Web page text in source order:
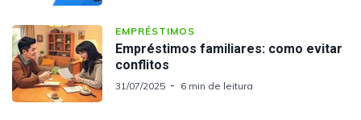
EMPRÉSTIMOS
Empréstimos familiares: como evitar
conflitos
31/07/2025 6 min de leitura